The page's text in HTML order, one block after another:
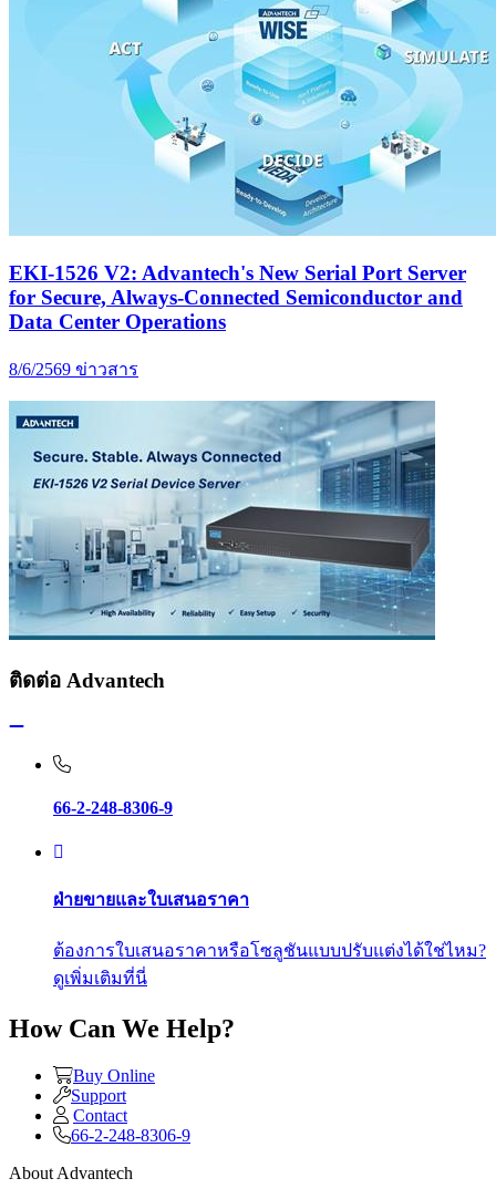
EKI-1526 V2: Advantech's New Serial Port Server
for Secure, Always-Connected Semiconductor and
Data Center Operations
8/6/2569 ข่าวสาร
ติดต่อ Advantech
66-2-248-8306-9
ฝ่ายขายและใบเสนอราคา
ต้องการใบเสนอราคาหรือโซลูชันแบบปรับแต่งได้ใช่ไหม?
ดูเพิ่มเติมที่นี่
How Can We Help?
Buy Online
Support
Contact
66-2-248-8306-9
About Advantech